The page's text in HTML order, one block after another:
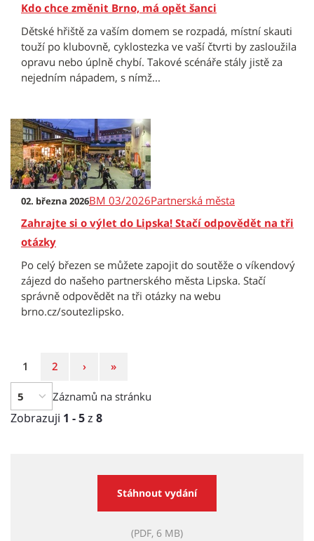
Kdo chce změnit Brno, má opět šanci
Dětské hřiště za vaším domem se rozpadá, místní skauti
touží po klubovně, cyklostezka ve vaší čtvrti by zasloužila
opravu nebo úplně chybí. Takové scénáře stály jistě za
nejedním nápadem, s nímž...
02. března 2026BM 03/2026Partnerská města
Zahrajte si o výlet do Lipska! Stačí odpovědět na tři
otázky
Po celý březen se můžete zapojit do soutěže o víkendový
zájezd do našeho partnerského města Lipska. Stačí
správně odpovědět na tři otázky na webu
brno.cz/soutezlipsko.
Strana
1 Strana
2 ›Následující
»Poslední
Záznamů na stránku
Zobrazuji 1 - 5z 8
Stáhnout vydání
(PDF, 6 MB)